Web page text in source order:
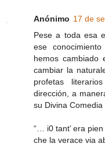
Anónimo 17 de
Pese a toda esa
ese
hemos cambiado
cambiar la
profetas
dirección, a
su Divina Comedia
“… i0 tant’ era
che la verace via